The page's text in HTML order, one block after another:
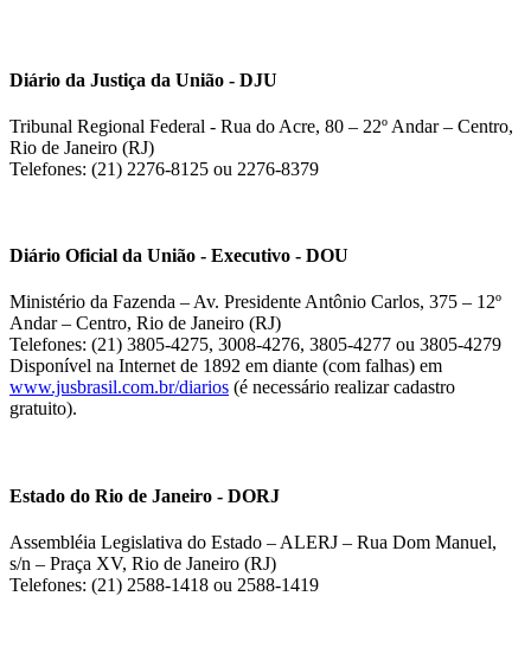
Diário da Justiça da União - DJU
Tribunal Regional Federal - Rua do Acre, 80 – 22º Andar – Centro,
Rio de Janeiro (RJ)
Telefones: (21) 2276-8125 ou 2276-8379
Diário Oficial da União - Executivo - DOU
Ministério da Fazenda – Av. Presidente Antônio Carlos, 375 – 12º
Andar – Centro, Rio de Janeiro (RJ)
Telefones: (21) 3805-4275, 3008-4276, 3805-4277 ou 3805-4279
Disponível na Internet de 1892 em diante (com falhas) em
www.jusbrasil.com.br/diarios (é necessário realizar cadastro
gratuito).
Estado do Rio de Janeiro - DORJ
Assembléia Legislativa do Estado – ALERJ – Rua Dom Manuel,
s/n – Praça XV, Rio de Janeiro (RJ)
Telefones: (21) 2588-1418 ou 2588-1419